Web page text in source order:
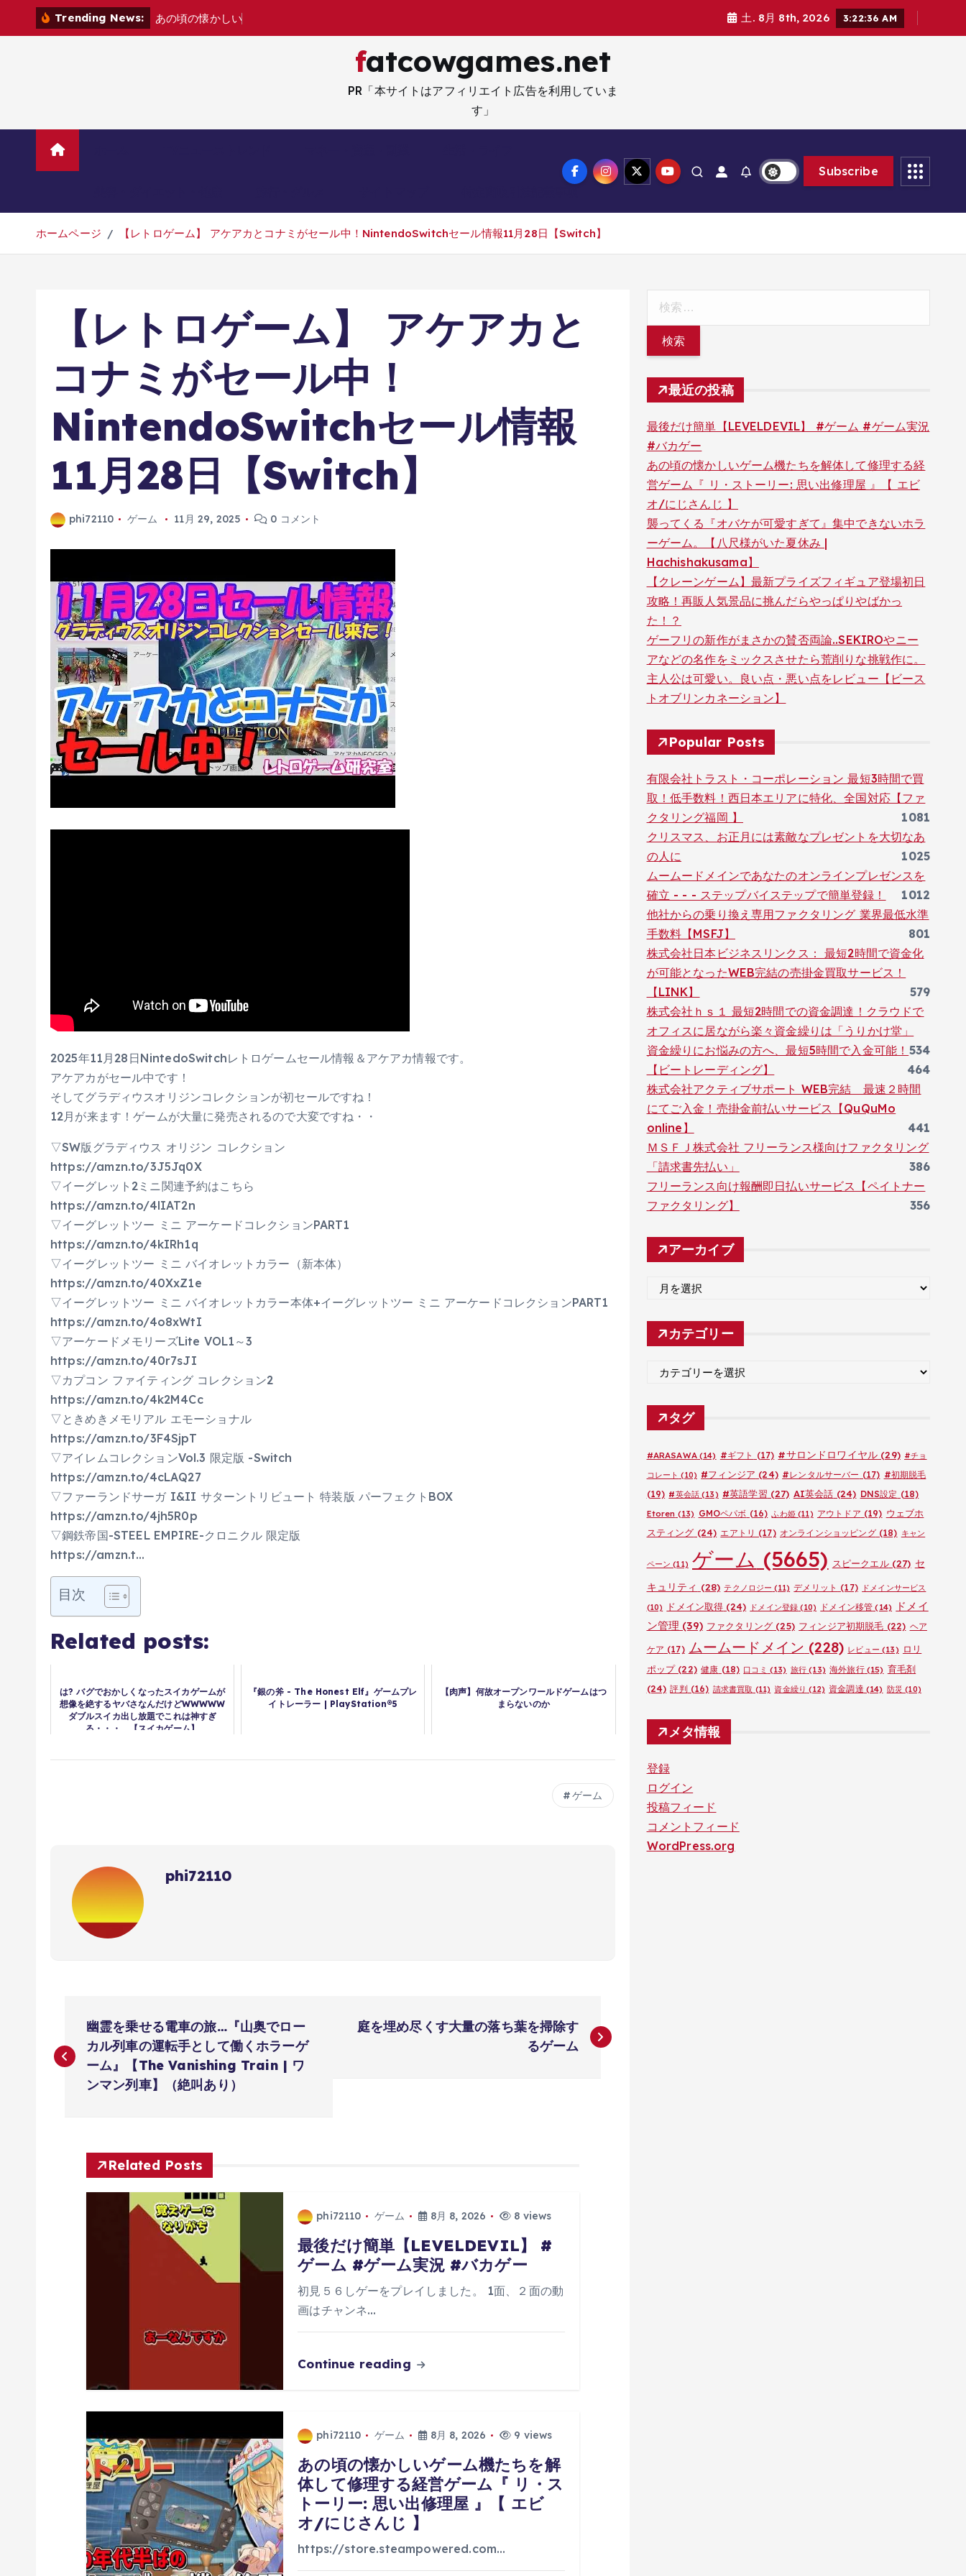
Trending News: あの頃の懐かしい 土. 8月 8th, 2026 3:22:37 AM
fatcowgames.net
PR「本サイトはアフィリエイト広告を利用していま
す」
Subscribe
ホームページ 【レトロゲーム】 アケアカとコナミがセール中！NintendoSwitchセール情報11月28日【Switch】
【レトロゲーム】 アケアカと
コナミがセール中！
NintendoSwitchセール情報
11月28日【Switch】
phi72110 ゲーム 11月 29, 2025 0 コメント
2025年11月28日NintedoSwitchレトロゲームセール情報＆アケアカ情報です。
アケアカがセール中です！
そしてグラディウスオリジンコレクションが初セールですね！
12月が来ます！ゲームが大量に発売されるので大変ですね・・
▽SW版グラディウス オリジン コレクション
https://amzn.to/3J5Jq0X
▽イーグレット2ミニ関連予約はこちら
https://amzn.to/4lIAT2n
▽イーグレットツー ミニ アーケードコレクションPART1
https://amzn.to/4kIRh1q
▽イーグレットツー ミニ バイオレットカラー（新本体）
https://amzn.to/40XxZ1e
▽イーグレットツー ミニ バイオレットカラー本体+イーグレットツー ミニ アーケードコレクションPART1
https://amzn.to/4o8xWtI
▽アーケードメモリーズLite VOL1～3
https://amzn.to/40r7sJI
▽カプコン ファイティング コレクション2
https://amzn.to/4k2M4Cc
▽ときめきメモリアル エモーショナル
https://amzn.to/3F4SjpT
▽アイレムコレクションVol.3 限定版 -Switch
https://amzn.to/4cLAQ27
▽ファーランドサーガ I&II サターントリビュート 特装版 パーフェクトBOX
https://amzn.to/4jh5R0p
▽鋼鉄帝国-STEEL EMPIRE-クロニクル 限定版
https://amzn.t…
目次
Related posts:
は? バグでおかしくなったスイカゲームが
想像を絶するヤバさなんだけどWWWWW
ダブルスイカ出し放題でこれは神すぎ
る・・・。【スイカゲーム】
『銀の斧 - The Honest Elf』ゲームプレ
イトレーラー | PlayStation®5
【肉声】何故オープンワールドゲームはつ
まらないのか
ゲーム
phi72110
稿
幽霊を乗せる電車の旅…『山奥でロー
カル列車の運転手として働くホラーゲ
ーム』【The Vanishing Train | ワ
ンマン列車】（絶叫あり）
庭を埋め尽くす大量の落ち葉を掃除す
るゲーム
Related Posts
phi72110 ゲーム 8月 8, 2026 8 views
最後だけ簡単【LEVELDEVIL】 #
ゲーム #ゲーム実況 #バカゲー
初見５６しゲーをプレイしました。 1面、２面の動
画はチャンネ…
Continue reading
phi72110 ゲーム 8月 8, 2026 9 views
あの頃の懐かしいゲーム機たちを解
体して修理する経営ゲーム『 リ・ス
トーリー: 思い出修理屋 』【 エビ
オ/にじさんじ 】
https://store.steampowered.com…
最近の投稿
最後だけ簡単【LEVELDEVIL】 #ゲーム #ゲーム実況
#バカゲー
あの頃の懐かしいゲーム機たちを解体して修理する経
営ゲーム『 リ・ストーリー: 思い出修理屋 』【 エビ
オ/にじさんじ 】
襲ってくる『オバケが可愛すぎて』集中できないホラ
ーゲーム。【八尺様がいた夏休み |
Hachishakusama】
【クレーンゲーム】最新プライズフィギュア登場初日
攻略！再販人気景品に挑んだらやっぱりやばかっ
た！？
ゲーフリの新作がまさかの賛否両論..SEKIROやニー
アなどの名作をミックスさせたら荒削りな挑戦作に。
主人公は可愛い。良い点・悪い点をレビュー【ビース
トオブリンカネーション】
Popular Posts
有限会社トラスト・コーポレーション 最短3時間で買
取！低手数料！西日本エリアに特化、全国対応【ファ
クタリング福岡 】
1081
クリスマス、お正月には素敵なプレゼントを大切なあ
の人に
1025
ムームードメインであなたのオンラインプレゼンスを
確立 - - - ステップバイステップで簡単登録！
1012
他社からの乗り換え専用ファクタリング 業界最低水準
手数料【MSFJ】
801
株式会社日本ビジネスリンクス： 最短2時間で資金化
が可能となったWEB完結の売掛金買取サービス！
【LINK】
579
株式会社ｈｓ１ 最短2時間での資金調達！クラウドで
オフィスに居ながら楽々資金繰りは「うりかけ堂」
534
資金繰りにお悩みの方へ、最短5時間で入金可能！
【ビートレーディング】
464
株式会社アクティブサポート WEB完結 最速２時間
にてご入金！売掛金前払いサービス【QuQuMo
online】
441
ＭＳＦＪ株式会社 フリーランス様向けファクタリング
「請求書先払い」
386
フリーランス向け報酬即日払いサービス【ペイトナー
ファクタリング】
356
アーカイブ
カ
イ
カテゴリー
ゴ
リ
タグ
#ARASAWA(14) #ギフト (17) #サロンドロワイヤル (29) #チョ
コレート (10) #フィンジア (24) #レンタルサーバー (17) #初期脱毛
(19) #英会話 (13) #英語学習 (27) AI英会話 (24) DNS設定 (18)
Etoren (13) GMOペパボ (16) ふわ姫(11) アウトドア (19) ウェブホ
スティング (24) エアトリ (17) オンラインショッピング(18) キャン
ペーン (11) ゲーム (5665) スピークエル(27) セ
キュリティ (28) テクノロジー (11) デメリット (17)
ドメインサービス
(10)
ドメイン取得 (24) ドメイン登録 (10) ドメイン移管 (14)
ドメイ
ン管理 (39) ファクタリング (25) フィンジア初期脱毛 (22) ヘア
ケア (17) ムームードメイン (228) レビュー (13) ロリ
ポップ(22) 健康 (18) 口コミ (13) 旅行 (13) 海外旅行(15) 育毛剤
(24) 評判 (16) 請求書買取 (11) 資金繰り (12) 資金調達 (14) 防災 (10)
メタ情報
登録
ログイン
投稿フィード
コメントフィード
WordPress.org